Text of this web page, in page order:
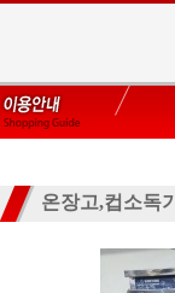
온장고,컵소독기